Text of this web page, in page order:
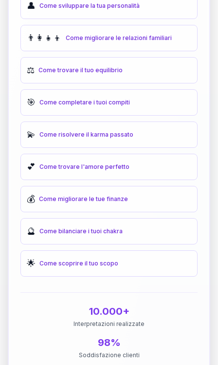
👤 Come sviluppare la tua personalità
👨‍👩‍👧‍👦 Come migliorare le relazioni familiari
⚖️ Come trovare il tuo equilibrio
🎯 Come completare i tuoi compiti
💫 Come risolvere il karma passato
💕 Come trovare l'amore perfetto
💰 Come migliorare le tue finanze
🔮 Come bilanciare i tuoi chakra
🌟 Come scoprire il tuo scopo
10.000+
Interpretazioni realizzate
98%
Soddisfazione clienti